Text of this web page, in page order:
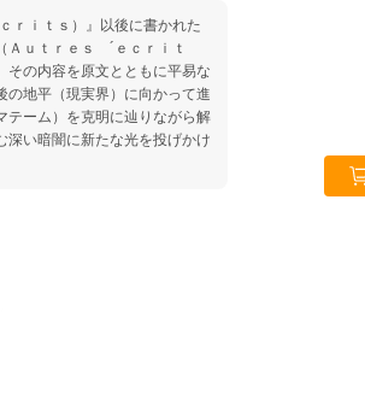
ｒｉｔｓ）』以後に書かれた
Ａｕｔｒｅｓ ´ｅｃｒｉｔ
その内容を原文とともに平易な
の地平（現実界）に向かって進
テーム）を克明に辿りながら解
深い暗闇に新たな光を投げかけ